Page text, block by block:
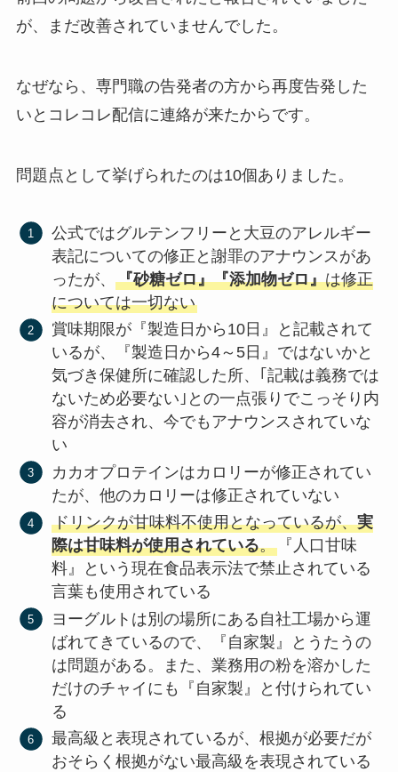
が、まだ改善されていませんでした。
なぜなら、専門職の告発者の方から再度告発した
いとコレコレ配信に連絡が来たからです。
問題点として挙げられたのは10個ありました。
公式ではグルテンフリーと大豆のアレルギー
表記についての修正と謝罪のアナウンスがあ
ったが、『砂糖ゼロ』『添加物ゼロ』は修正
については一切ない
賞味期限が『製造日から10日』と記載されて
いるが、『製造日から4～5日』ではないかと
気づき保健所に確認した所、｢記載は義務では
ないため必要ない｣との一点張りでこっそり内
容が消去され、今でもアナウンスされていな
い
カカオプロテインはカロリーが修正されてい
たが、他のカロリーは修正されていない
ドリンクが甘味料不使用となっているが、実
際は甘味料が使用されている。 『人口甘味
料』という現在食品表示法で禁止されている
言葉も使用されている
ヨーグルトは別の場所にある自社工場から運
ばれてきているので、『自家製』とうたうの
は問題がある。また、業務用の粉を溶かした
だけのチャイにも『自家製』と付けられてい
る
最高級と表現されているが、根拠が必要だが
おそらく根拠がない最高級を表現されている